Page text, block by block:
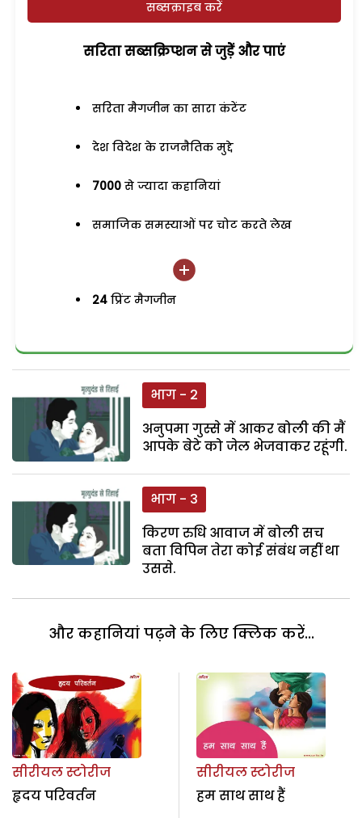
सब्सक्राइब करें
सरिता सब्सक्रिप्शन से जुड़ेें और पाएं
सरिता मैगजीन का सारा कंटेंट
देश विदेश के राजनैतिक मुद्दे
7000 से ज्यादा कहानियां
समाजिक समस्याओं पर चोट करते लेख
24 प्रिंट मैगजीन
भाग - 2
अनुपमा गुस्से में आकर बोली की मैं
आपके बेटे को जेल भेजवाकर रहूंगी.
भाग - 3
किरण रुधि आवाज में बोली सच
बता विपिन तेरा कोई संबंध नहीं था
उससे.
और कहानियां पढ़ने के लिए क्लिक करें...
सीरीयल स्टोरीज
हृदय परिवर्तन
सीरीयल स्टोरीज
हम साथ साथ हैं